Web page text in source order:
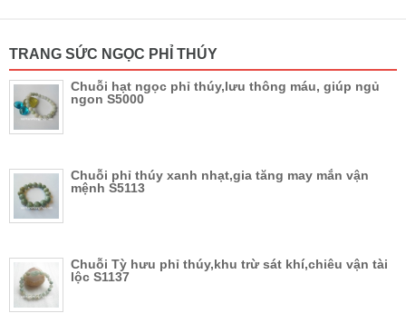
TRANG SỨC NGỌC PHỈ THÚY
Chuỗi hạt ngọc phỉ thúy,lưu thông máu, giúp ngủ
ngon S5000
Chuỗi phỉ thúy xanh nhạt,gia tăng may mắn vận
mệnh S5113
Chuỗi Tỳ hưu phỉ thúy,khu trừ sát khí,chiêu vận tài
lộc S1137